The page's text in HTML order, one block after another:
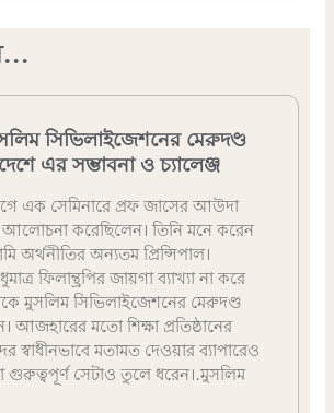
সিভিলাইজেশনের মেরুদণ্ড
এর সম্ভাবনা ও চ্যালেঞ্জ
এক সেমিনারে প্রফ জাসের আউদা
করেছিলেন। তিনি মনে করেন
অর্থনীতির অন্যতম প্রিন্সিপাল।
ফিলান্থ্রপির জায়গা ব্যাখ্যা না করে
মুসলিম সিভিলাইজেশনের মেরুদণ্ড
আজহারের মতো শিক্ষা প্রতিষ্ঠানের
স্বাধীনভাবে মতামত দেওয়ার ব্যাপারেও
সেটাও তুলে ধরেন।.মুসলিম